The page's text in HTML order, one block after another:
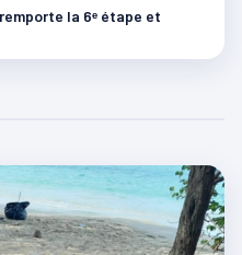
la 6ᵉ étape et